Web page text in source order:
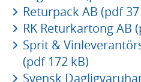
Returpack AB (pdf
RK Returkartong AB
Sprit &
(pdf 172 kB)
Svensk